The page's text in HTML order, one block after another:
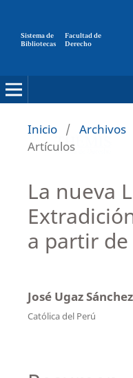
Sistema de
Bibliotecas
Facultad de
Derecho
Inicio / Archivos
Artículos
La nueva
a partir
José Ugaz
Católica del Perú